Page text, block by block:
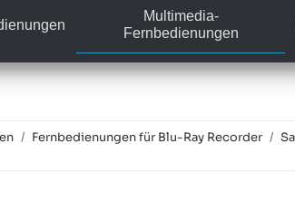
Multimedia-
Fernbedienungen
Fernbedienungen für Blu-Ray Recorder